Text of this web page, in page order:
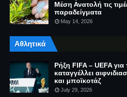
Μέση Ανατολή τις
παραδείγματα
May 14, 2026
Αθλητικά
Ρήξη FIFA – UEFA
καταγγέλλει
και μποϊκοτάζ
July 29, 2026